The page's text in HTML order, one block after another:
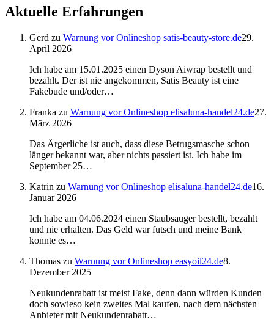
Aktuelle Erfahrungen
Gerd zu Warnung vor Onlineshop satis-beauty-store.de29.
April 2026
Ich habe am 15.01.2025 einen Dyson Aiwrap bestellt und
bezahlt. Der ist nie angekommen, Satis Beauty ist eine
Fakebude und/oder…
Franka zu Warnung vor Onlineshop elisaluna-handel24.de27.
März 2026
Das Ärgerliche ist auch, dass diese Betrugsmasche schon
länger bekannt war, aber nichts passiert ist. Ich habe im
September 25…
Katrin zu Warnung vor Onlineshop elisaluna-handel24.de16.
Januar 2026
Ich habe am 04.06.2024 einen Staubsauger bestellt, bezahlt
und nie erhalten. Das Geld war futsch und meine Bank
konnte es…
Thomas zu Warnung vor Onlineshop easyoil24.de8.
Dezember 2025
Neukundenrabatt ist meist Fake, denn dann würden Kunden
doch sowieso kein zweites Mal kaufen, nach dem nächsten
Anbieter mit Neukundenrabatt…